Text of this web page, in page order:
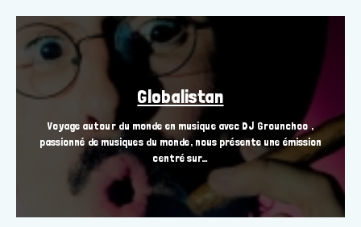
Globalistan
Voyage autour du monde en musique avec DJ Grounchoo ,
passionné de musiques du monde, nous présente une émission
centré sur…